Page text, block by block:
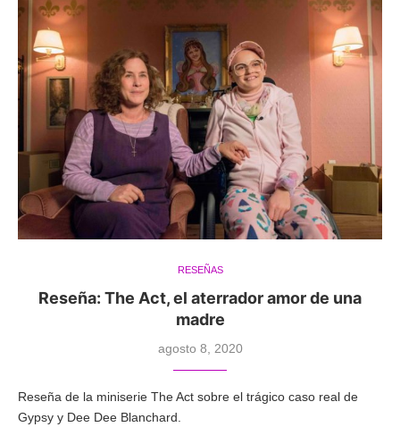
RESEÑAS
Reseña: The Act, el aterrador amor de una
madre
agosto 8, 2020
Reseña de la miniserie The Act sobre el trágico caso real de
Gypsy y Dee Dee Blanchard.